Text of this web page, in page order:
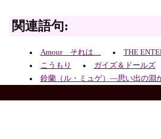
関連語句:
Amour それは… THE
こうもり
ガイズ＆ドールズ
鈴蘭（ル・ミュゲ）―思い出の淵